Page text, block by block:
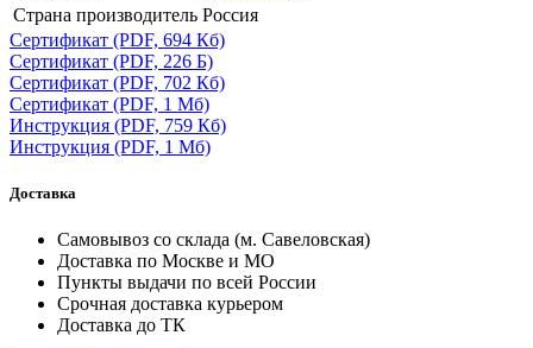
Страна производитель Россия
Сертификат (PDF, 694 Кб)
Сертификат (PDF, 226 Б)
Сертификат (PDF, 702 Кб)
Сертификат (PDF, 1 Мб)
Инструкция (PDF, 759 Кб)
Инструкция (PDF, 1 Мб)
Доставка
Самовывоз со склада (м. Савеловская)
Доставка по Москве и МО
Пункты выдачи по всей России
Срочная доставка курьером
Доставка до ТК